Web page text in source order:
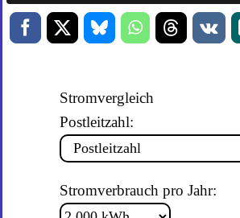
Stromvergleich
Postleitzahl:
Stromverbrauch pro Jahr: